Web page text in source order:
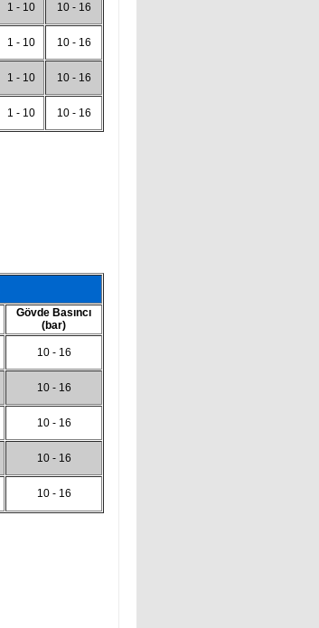
1 - 10 10 - 16
1 - 10 10 - 16
1 - 10 10 - 16
1 - 10 10 - 16
Gövde Basıncı
(bar)
10 - 16
10 - 16
10 - 16
10 - 16
10 - 16